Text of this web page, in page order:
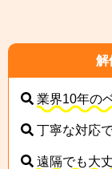
解
業界10年の
丁寧な対応
遠隔でも大丈